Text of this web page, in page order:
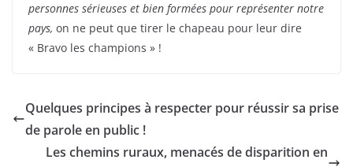
personnes sérieuses et bien formées pour représenter notre
pays, on ne peut que tirer le chapeau pour leur dire
« Bravo les champions » !
Quelques principes à respecter pour réussir sa prise
de parole en public !
Les chemins ruraux, menacés de disparition en